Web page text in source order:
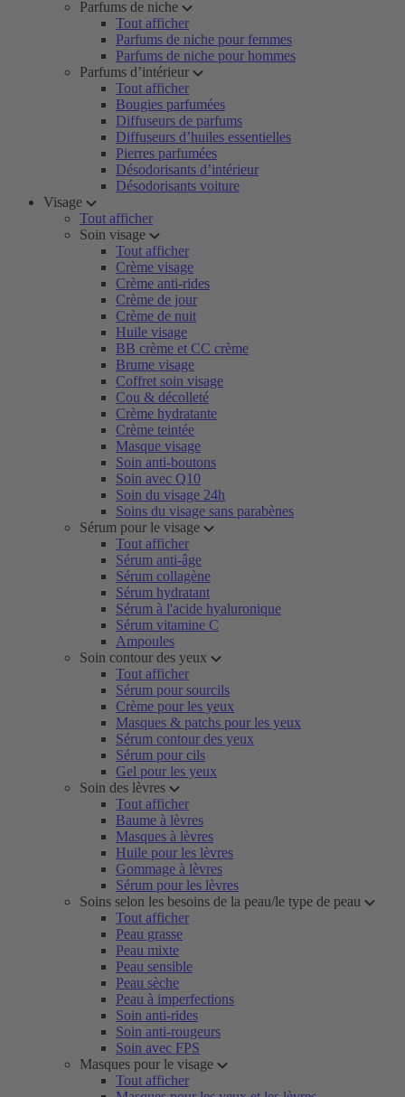
Parfums de niche
Tout afficher
Parfums de niche pour femmes
Parfums de niche pour hommes
Parfums d’intérieur
Tout afficher
Bougies parfumées
Diffuseurs de parfums
Diffuseurs d’huiles essentielles
Pierres parfumées
Désodorisants d’intérieur
Désodorisants voiture
Visage
Tout afficher
Soin visage
Tout afficher
Crème visage
Crème anti-rides
Crème de jour
Crème de nuit
Huile visage
BB crème et CC crème
Brume visage
Coffret soin visage
Cou & décolleté
Crème hydratante
Crème teintée
Masque visage
Soin anti-boutons
Soin avec Q10
Soin du visage 24h
Soins du visage sans parabènes
Sérum pour le visage
Tout afficher
Sérum anti-âge
Sérum collagène
Sérum hydratant
Sérum à l'acide hyaluronique
Sérum vitamine C
Ampoules
Soin contour des yeux
Tout afficher
Sérum pour sourcils
Crème pour les yeux
Masques & patchs pour les yeux
Sérum contour des yeux
Sérum pour cils
Gel pour les yeux
Soin des lèvres
Tout afficher
Baume à lèvres
Masques à lèvres
Huile pour les lèvres
Gommage à lèvres
Sérum pour les lèvres
Soins selon les besoins de la peau/le type de peau
Tout afficher
Peau grasse
Peau mixte
Peau sensible
Peau sèche
Peau à imperfections
Soin anti-rides
Soin anti-rougeurs
Soin avec FPS
Masques pour le visage
Tout afficher